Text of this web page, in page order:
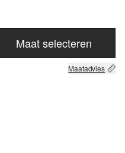
Maat selecteren
Maatadvies